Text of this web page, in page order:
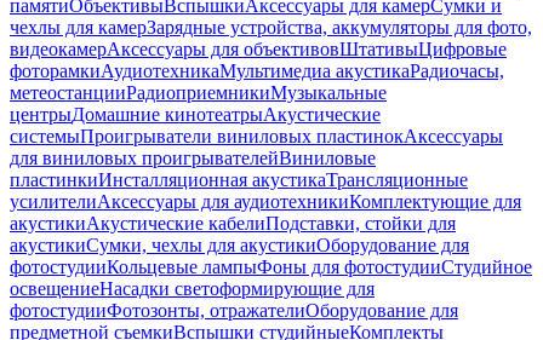
памятиОбъективыВспышкиАксессуары для камерСумки и
чехлы для камерЗарядные устройства, аккумуляторы для фото,
видеокамерАксессуары для объективовШтативыЦифровые
фоторамкиАудиотехникаМультимедиа акустикаРадиочасы,
метеостанцииРадиоприемникиМузыкальные
центрыДомашние кинотеатрыАкустические
системыПроигрыватели виниловых пластинокАксессуары
для виниловых проигрывателейВиниловые
пластинкиИнсталляционная акустикаТрансляционные
усилителиАксессуары для аудиотехникиКомплектующие для
акустикиАкустические кабелиПодставки, стойки для
акустикиСумки, чехлы для акустикиОборудование для
фотостудииКольцевые лампыФоны для фотостудииСтудийное
освещениеНасадки светоформирующие для
фотостудииФотозонты, отражателиОборудование для
предметной съемкиВспышки студийныеКомплекты